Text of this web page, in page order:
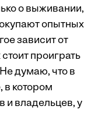
о выживании,
опытных
зависит от
проиграть
думаю, что в
котором
и владельцев, у